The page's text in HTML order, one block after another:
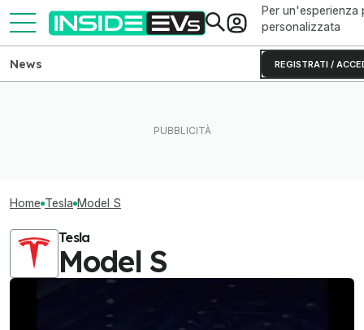
Per un'esperienza
personalizzata
REGISTRATI /
News
Home Tesla Model S
Tesla
Model S